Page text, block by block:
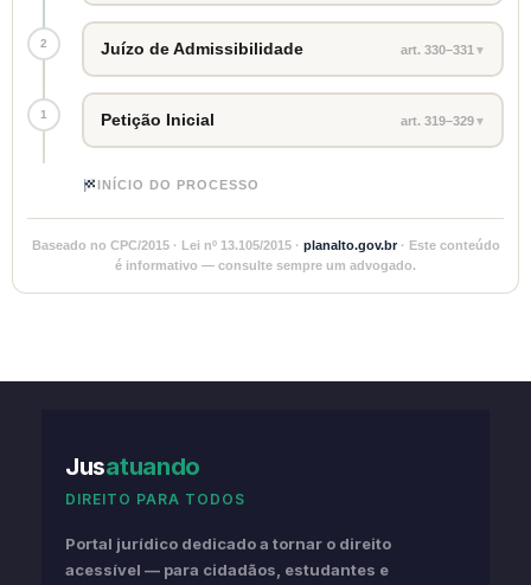
2 Juízo de Admissibilidade art. 330–331 ▼
1 Petição Inicial art. 319–329▼
INÍCIO DO PROCESSO
Baseado no CPC/2015 · Lei nº 13.105/2015 · planalto.gov.br· Este conteúdo
é informativo — consulte sempre um advogado.
Jusatuando
DIREITO PARA TODOS
Portal jurídico dedicado a tornar o direito
acessível — para cidadãos, estudantes e